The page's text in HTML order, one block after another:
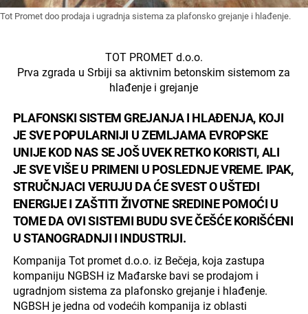
Tot Promet doo prodaja i ugradnja sistema za plafonsko grejanje i hlađenje.
TOT PROMET d.o.o.
Prva zgrada u Srbiji sa aktivnim betonskim sistemom za
hlađenje i grejanje
PLAFONSKI SISTEM GREJANJA I HLAĐENJA, KOJI
JE SVE POPULARNIJI U ZEMLJAMA EVROPSKE
UNIJE KOD NAS SE JOŠ UVEK RETKO KORISTI, ALI
JE SVE VIŠE U PRIMENI U POSLEDNJE VREME. IPAK,
STRUČNJACI VERUJU DA ĆE SVEST O UŠTEDI
ENERGIJE I ZAŠTITI ŽIVOTNE SREDINE POMOĆI U
TOME DA OVI SISTEMI BUDU SVE ČEŠĆE KORIŠĆENI
U STANOGRADNJI I INDUSTRIJI.
Kompanija Tot promet d.o.o. iz Bečeja, koja zastupa
kompaniju NGBSH iz Mađarske bavi se prodajom i
ugradnjom sistema za plafonsko grejanje i hlađenje.
NGBSH je jedna od vodećih kompanija iz oblasti